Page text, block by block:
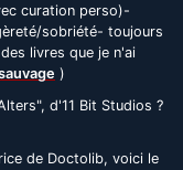
curation perso)-
sobriété- toujours
livres que je n'ai
)
d'11 Bit Studios ?
de Doctolib, voici le